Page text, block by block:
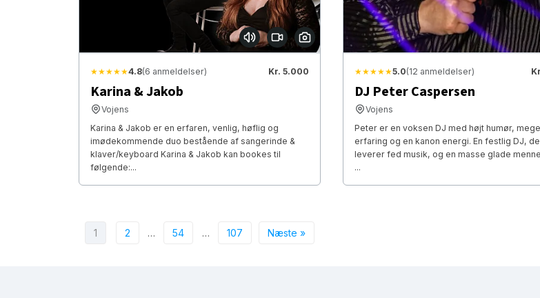
★★★★★4.8(6 anmeldelser) Kr. 5.000
Karina & Jakob
Vojens
Karina & Jakob er en erfaren, venlig, høflig og
imødekommende duo bestående af sangerinde &
klaver/keyboard Karina & Jakob kan bookes til
følgende:...
★★★★★5.0(12 anmeldelser)
DJ Peter Caspersen
Vojens
Peter er en voksen DJ med højt humør,
erfaring og en kanon energi. En festlig DJ,
leverer fed musik, og en masse glade
...
1 2 … 54 … 107 Næste »